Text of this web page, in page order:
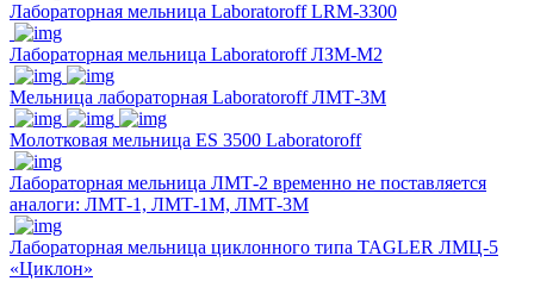
Лабораторная мельница Laboratoroff LRM-3300
Лабораторная мельница Laboratoroff ЛЗМ-М2
Мельница лабораторная Laboratoroff ЛМТ-3М
Молотковая мельница ES 3500 Laboratoroff
Лабораторная мельница ЛМТ-2 временно не поставляется
аналоги: ЛМТ-1, ЛМТ-1М, ЛМТ-3М
Лабораторная мельница циклонного типа TAGLER ЛМЦ-5
«Циклон»